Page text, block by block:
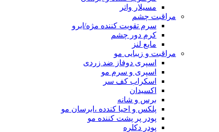
مسیلار واتر
مراقبت چشم
سرم تقویت کننده مژه/ابرو
کرم دور چشم
مایع لنز
مراقبت و زیبایی مو
اسپری دوفاز ضد زردی
اسپری و سرم مو
اسکراب کف سر
اکسیدان
برس و شانه
پلکس و احیا کندده ،ابرسان مو
پودر پر پشت کننده مو
پودر دکلره